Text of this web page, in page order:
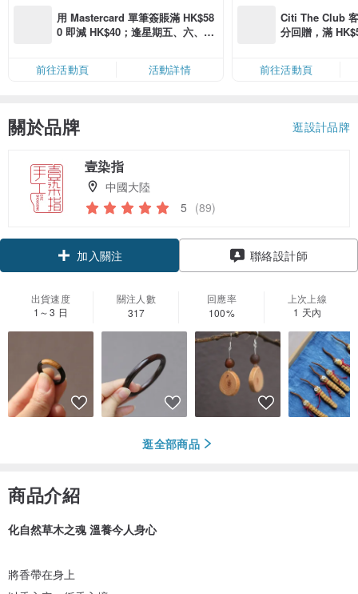
用 Mastercard 單筆簽賬滿 HK$58
0 即減 HK$40；逢星期五、六、日
卡」結帳）
前往活動頁 活動詳情
Citi The Club
分回贈，滿
前往活動頁
關於品牌 逛設計品牌
壹染指
中國大陸
5 (89)
加入關注
聯絡設計師
出貨速度
1～3 日
關注人數
317
回應率
100%
上次上線
1 天內
逛全部商品
商品介紹
化自然草木之魂 溫養今人身心
將香帶在身上